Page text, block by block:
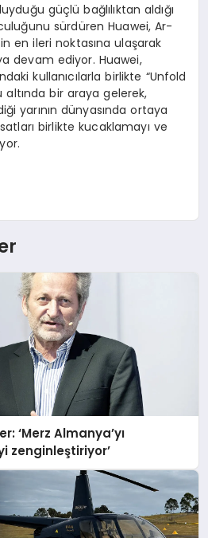
güçlü bağlılıktan aldığı
sürdüren Huawei, Ar-
en ileri noktasına ulaşarak
devam ediyor. Huawei,
kullanıcılarla birlikte “Unfold
bir araya gelerek,
yarının dünyasında ortaya
birlikte kucaklamayı ve
zenginleştiriyor’